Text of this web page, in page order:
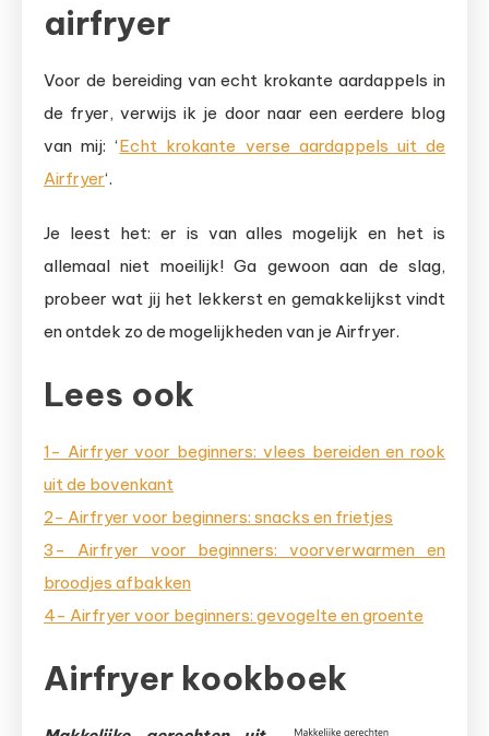
airfryer
Voor de bereiding van echt krokante aardappels in
de fryer, verwijs ik je door naar een eerdere blog
van mij: ‘Echt krokante verse aardappels uit de
Airfryer‘.
Je leest het: er is van alles mogelijk en het is
allemaal niet moeilijk! Ga gewoon aan de slag,
probeer wat jij het lekkerst en gemakkelijkst vindt
en ontdek zo de mogelijkheden van je Airfryer.
Lees ook
1- Airfryer voor beginners: vlees bereiden en rook
uit de bovenkant
2- Airfryer voor beginners: snacks en frietjes
3- Airfryer voor beginners: voorverwarmen en
broodjes afbakken
4- Airfryer voor beginners: gevogelte en groente
Airfryer kookboek